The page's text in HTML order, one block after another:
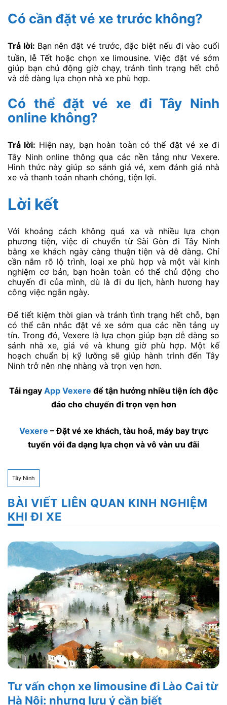
Có cần đặt vé xe trước không?
Trả lời: Bạn nên đặt vé trước, đặc biệt nếu đi vào cuối
tuần, lễ Tết hoặc chọn xe limousine. Việc đặt vé sớm
giúp bạn chủ động giờ chạy, tránh tình trạng hết chỗ
và dễ dàng lựa chọn nhà xe phù hợp.
Có thể đặt vé xe đi Tây Ninh
online không?
Trả lời: Hiện nay, bạn hoàn toàn có thể đặt vé xe đi
Tây Ninh online thông qua các nền tảng như Vexere.
Hình thức này giúp so sánh giá vé, xem đánh giá nhà
xe và thanh toán nhanh chóng, tiện lợi.
Lời kết
Với khoảng cách không quá xa và nhiều lựa chọn
phương tiện, việc di chuyển từ Sài Gòn đi Tây Ninh
bằng xe khách ngày càng thuận tiện và dễ dàng. Chỉ
cần nắm rõ lộ trình, loại xe phù hợp và một vài kinh
nghiệm cơ bản, bạn hoàn toàn có thể chủ động cho
chuyến đi của mình, dù là đi du lịch, hành hương hay
công việc ngắn ngày.
Để tiết kiệm thời gian và tránh tình trạng hết chỗ, bạn
có thể cân nhắc đặt vé xe sớm qua các nền tảng uy
tín. Trong đó, Vexere là lựa chọn giúp bạn dễ dàng so
sánh nhà xe, giá vé và khung giờ phù hợp. Một kế
hoạch chuẩn bị kỹ lưỡng sẽ giúp hành trình đến Tây
Ninh trở nên nhẹ nhàng và trọn vẹn hơn.
Tải ngay App Vexere để tận hưởng nhiều tiện ích độc
đáo cho chuyến đi trọn vẹn hơn
Vexere – Đặt vé xe khách, tàu hoả, máy bay trực
tuyến với đa dạng lựa chọn và vô vàn ưu đãi
Tây Ninh
BÀI VIẾT LIÊN QUAN KINH NGHIỆM
KHI ĐI XE
Tư vấn chọn xe limousine đi Lào Cai từ
Hà Nội: nhưng lưu ý cần biết